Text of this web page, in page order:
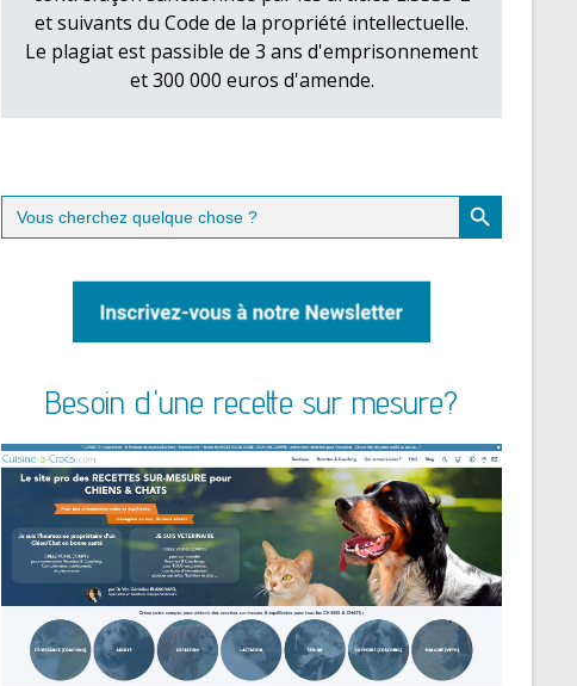
et suivants du Code de la propriété intellectuelle.
Le plagiat est passible de 3 ans d'emprisonnement
et 300 000 euros d'amende.
Search
for:
Search Button
Besoin d'une recette sur mesure?